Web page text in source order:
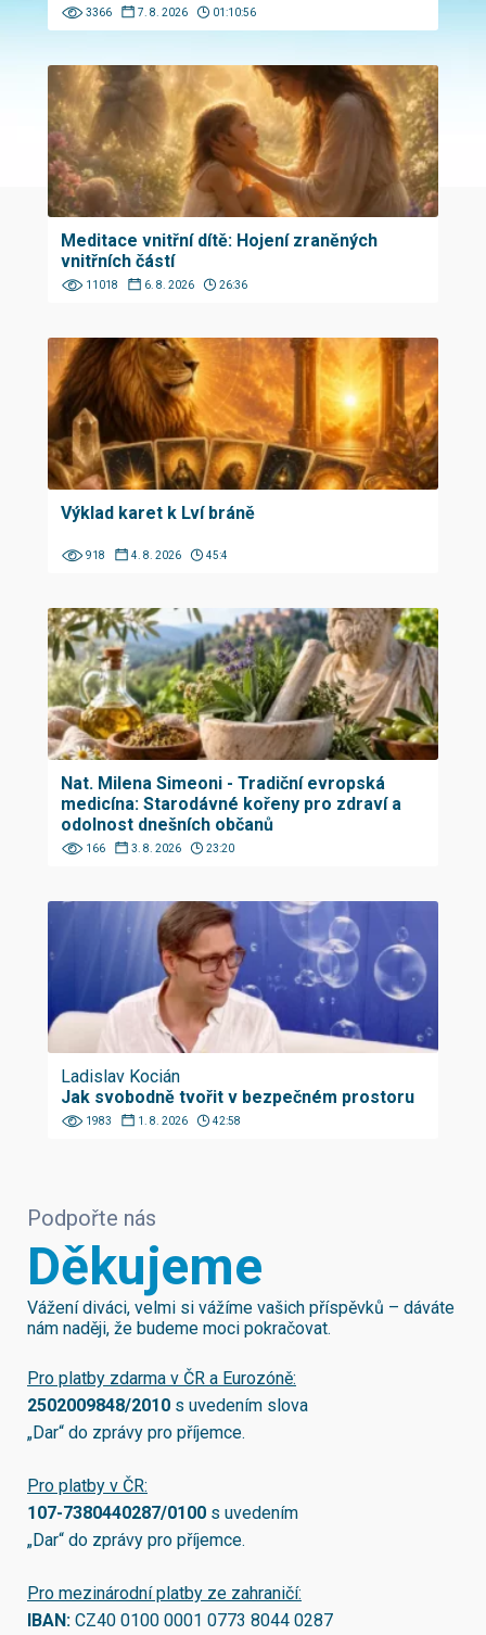
3366 7. 8. 2026 01:10:56
Meditace vnitřní dítě: Hojení zraněných
vnitřních částí
11018 6. 8. 2026 26:36
Výklad karet k Lví bráně
918 4. 8. 2026 45:4
Nat. Milena Simeoni - Tradiční evropská
medicína: Starodávné kořeny pro zdraví a
odolnost dnešních občanů
166 3. 8. 2026 23:20
Ladislav Kocián
Jak svobodně tvořit v bezpečném prostoru
1983 1. 8. 2026 42:58
Podpořte nás
Děkujeme
Vážení diváci, velmi si vážíme vašich příspěvků – dáváte
nám naději, že budeme moci pokračovat.
Pro platby zdarma v ČR a Eurozóně:
2502009848/2010 s uvedením slova
„Dar“ do zprávy pro příjemce.
Pro platby v ČR:
107-7380440287/0100 s uvedením
„Dar“ do zprávy pro příjemce.
Pro mezinárodní platby ze zahraničí:
IBAN: CZ40 0100 0001 0773 8044 0287